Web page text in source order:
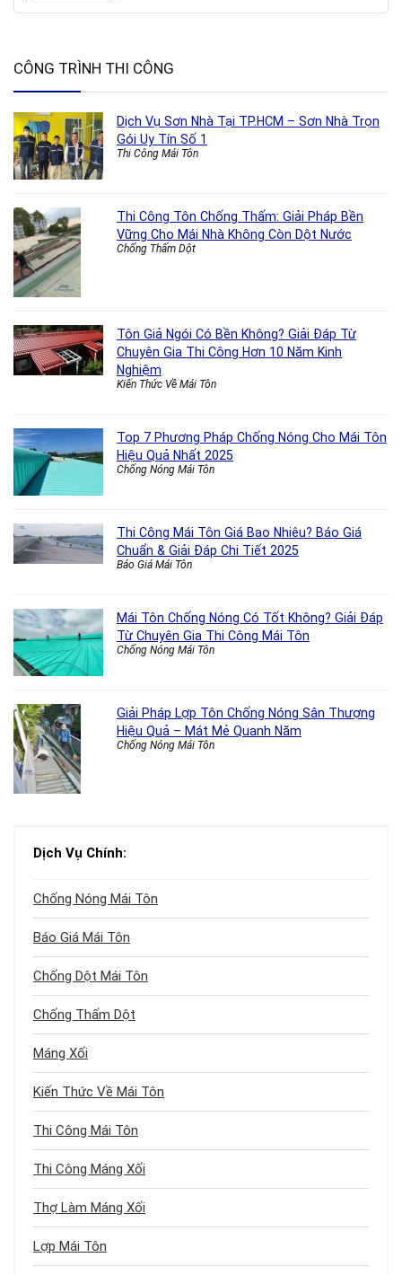
CÔNG TRÌNH THI CÔNG
Dịch Vụ Sơn Nhà Tại TP.HCM – Sơn Nhà Trọn
Gói Uy Tín Số 1
Thi Công Mái Tôn
Thi Công Tôn Chống Thấm: Giải Pháp Bền
Vững Cho Mái Nhà Không Còn Dột Nước
Chống Thấm Dột
Tôn Giả Ngói Có Bền Không? Giải Đáp Từ
Chuyên Gia Thi Công Hơn 10 Năm Kinh
Nghiệm
Kiến Thức Về Mái Tôn
Top 7 Phương Pháp Chống Nóng Cho Mái Tôn
Hiệu Quả Nhất 2025
Chống Nóng Mái Tôn
Thi Công Mái Tôn Giá Bao Nhiêu? Báo Giá
Chuẩn & Giải Đáp Chi Tiết 2025
Báo Giá Mái Tôn
Mái Tôn Chống Nóng Có Tốt Không? Giải Đáp
Từ Chuyên Gia Thi Công Mái Tôn
Chống Nóng Mái Tôn
Giải Pháp Lợp Tôn Chống Nóng Sân Thượng
Hiệu Quả – Mát Mẻ Quanh Năm
Chống Nóng Mái Tôn
Dịch Vụ Chính:
Chống Nóng Mái Tôn
Báo Giá Mái Tôn
Chống Dột Mái Tôn
Chống Thấm Dột
Máng Xối
Kiến Thức Về Mái Tôn
Thi Công Mái Tôn
Thi Công Máng Xối
Thợ Làm Máng Xối
Lợp Mái Tôn